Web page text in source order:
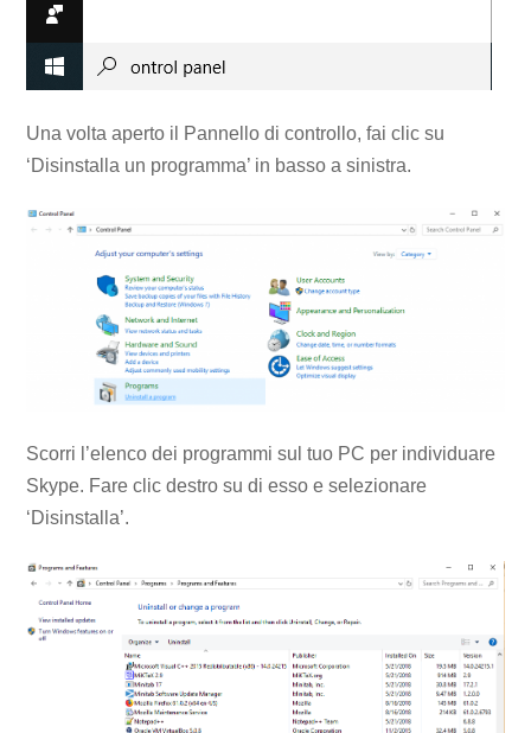
Una volta aperto il Pannello di controllo, fai clic su
‘Disinstalla un programma’ in basso a sinistra.
Scorri l’elenco dei programmi sul tuo PC per individuare
Skype. Fare clic destro su di esso e selezionare
‘Disinstalla’.